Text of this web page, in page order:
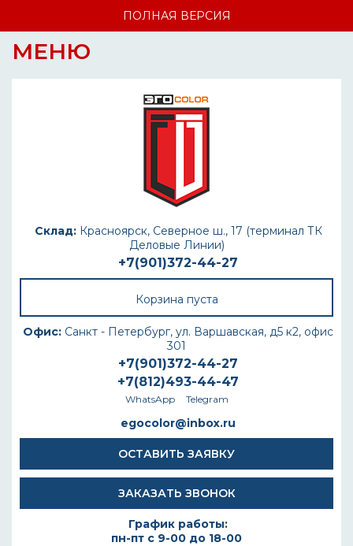
ПОЛНАЯ ВЕРСИЯ
МЕНЮ
Склад:Красноярск, Северное ш., 17 (терминал ТК
Деловые Линии)
+7(901)372-44-27
Корзина пуста
Офис: Санкт - Петербург, ул. Варшавская, д5 к2, офис
301
+7(901)372-44-27
+7(812)493-44-47
WhatsApp Telegram
egocolor@inbox.ru
ОСТАВИТЬ ЗАЯВКУ
ЗАКАЗАТЬ ЗВОНОК
График работы:
пн-пт с 9-00 до 18-00